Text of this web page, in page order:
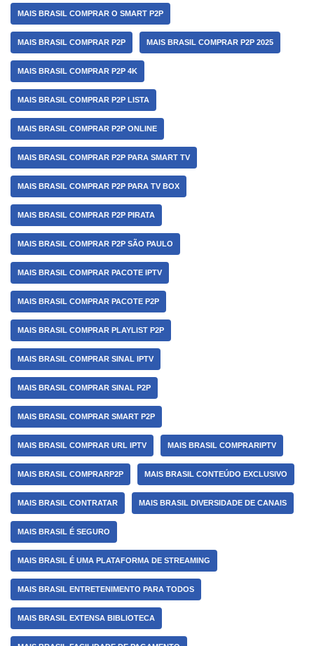
MAIS BRASIL COMPRAR O SMART P2P
MAIS BRASIL COMPRAR P2P MAIS BRASIL COMPRAR P2P 2025
MAIS BRASIL COMPRAR P2P 4K
MAIS BRASIL COMPRAR P2P LISTA
MAIS BRASIL COMPRAR P2P ONLINE
MAIS BRASIL COMPRAR P2P PARA SMART TV
MAIS BRASIL COMPRAR P2P PARA TV BOX
MAIS BRASIL COMPRAR P2P PIRATA
MAIS BRASIL COMPRAR P2P SÃO PAULO
MAIS BRASIL COMPRAR PACOTE IPTV
MAIS BRASIL COMPRAR PACOTE P2P
MAIS BRASIL COMPRAR PLAYLIST P2P
MAIS BRASIL COMPRAR SINAL IPTV
MAIS BRASIL COMPRAR SINAL P2P
MAIS BRASIL COMPRAR SMART P2P
MAIS BRASIL COMPRAR URL IPTV MAIS BRASIL COMPRARIPTV
MAIS BRASIL COMPRARP2P MAIS BRASIL CONTEÚDO EXCLUSIVO
MAIS BRASIL CONTRATAR MAIS BRASIL DIVERSIDADE DE CANAIS
MAIS BRASIL É SEGURO
MAIS BRASIL É UMA PLATAFORMA DE STREAMING
MAIS BRASIL ENTRETENIMENTO PARA TODOS
MAIS BRASIL EXTENSA BIBLIOTECA